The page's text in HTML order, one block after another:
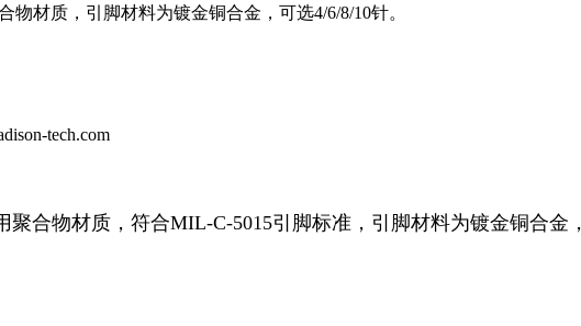
材质，引脚材料为镀金铜合金，可选4/6/8/10针。
tech.com
合物材质，符合MIL-C-5015引脚标准，引脚材料为镀金铜合金